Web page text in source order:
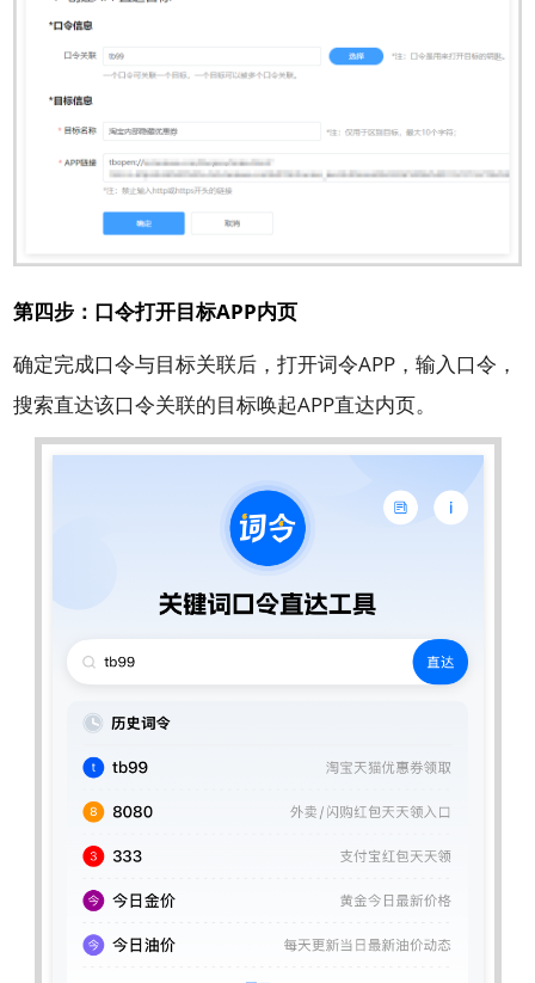
第四步：口令打开目标APP内页
确定完成口令与目标关联后，打开词令APP，输入口令，
搜索直达该口令关联的目标唤起APP直达内页。